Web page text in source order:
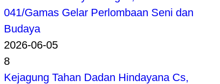
041/Gamas Gelar Perlombaan Seni dan
Budaya
2026-06-05
8
Kejagung Tahan Dadan Hindayana Cs,